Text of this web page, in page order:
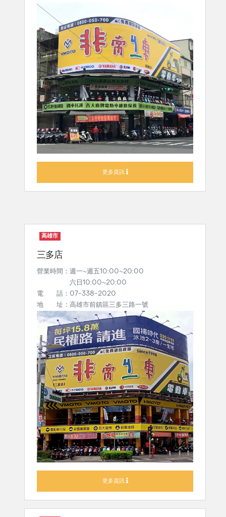
更多資訊
高雄市
三多店
營業時間：週一~週五10:00~20:00
六日10:00~20:00
電 話：07-338-2020
地 址：高雄市前鎮區三多三路一號
更多資訊